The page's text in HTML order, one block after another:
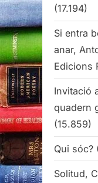
(17.194)
Si entra
anar,
Edicions
Invitació
quadern
(15.859)
Qui sóc?
Solitud,